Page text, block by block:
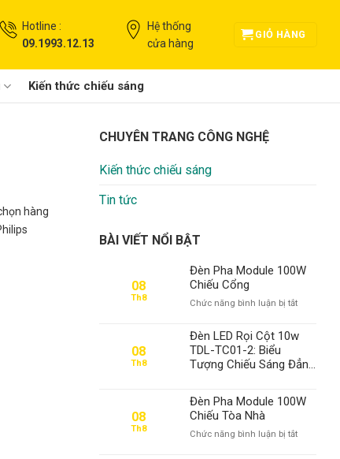
Hotline :
09.1993.12.13
Hệ thống
cửa hàng
GIỎ HÀNG
Kiến thức chiếu sáng
hàng
CHUYÊN TRANG CÔNG NGHỆ
Kiến thức chiếu sáng
Tin tức
BÀI VIẾT NỔI BẬT
08
Th8
Đèn Pha Module 100W
Chiếu Cổng
Chức năng bình luận bị tắtở
Module
100W
Chiếu
08
Th8
Đèn LED Rọi Cột 10w
TDL-TC01-2: Biểu
Tượng Chiếu Sáng Đẳng
08
Th8
Đèn Pha Module 100W
Chiếu Tòa Nhà
Chức năng bình luận bị tắtở